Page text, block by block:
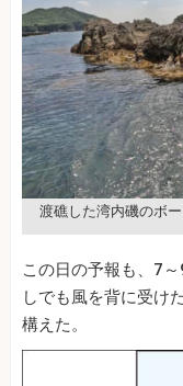
渡礁した湾内磯のボー
この日の予報も、7
しでも風を背に受け
構えた。